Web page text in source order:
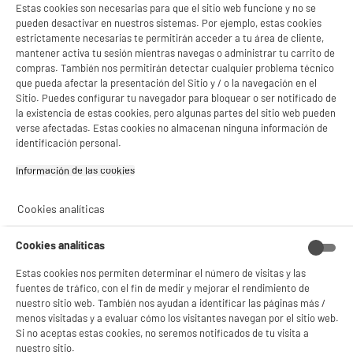
product_anchor_characteristics
68€ 96
Cuyo0€08
Rechazar todas
DEPOT
y sus socios utilizan cookies que procesan tus datos personales para:
- compartir contenido adaptado a tus preferencias
- ofrecer publicidad y comunicaciones personalizadas
- facilitar el intercambio de contenido en las redes sociales
Consulta la política de cookies..
Si aceptas, la experiencia será aún mejor. Si no acepta, se utilizarán cookies
estadísticas anónimas basadas en tu navegación. Puedes oponerte a su uso
gestionando sus cookies.
¡Buena visita!
Estas cookies son necesarias para que el sitio web funcione y no se
pueden desactivar en nuestros sistemas. Por ejemplo, estas cookies
estrictamente necesarias te permitirán acceder a tu área de cliente,
mantener activa tu sesión mientras navegas o administrar tu carrito de
compras. También nos permitirán detectar cualquier problema técnico
que pueda afectar la presentación del Sitio y / o la navegación en el
Sitio. Puedes configurar tu navegador para bloquear o ser notificado de
la existencia de estas cookies, pero algunas partes del sitio web pueden
verse afectadas. Estas cookies no almacenan ninguna información de
identificación personal.
Información de las cookies‎
Cookies analíticas
Cookies analíticas
Estas cookies nos permiten determinar el número de visitas y las
fuentes de tráfico, con el fin de medir y mejorar el rendimiento de
nuestro sitio web. También nos ayudan a identificar las páginas más /
menos visitadas y a evaluar cómo los visitantes navegan por el sitio web.
Si no aceptas estas cookies, no seremos notificados de tu visita a
nuestro sitio.